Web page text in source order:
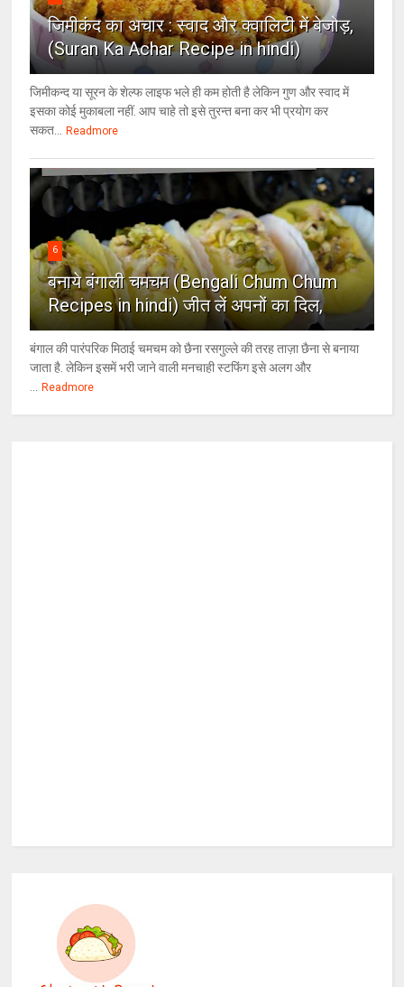
जिमीकंद का अचार : स्वाद और क्वालिटी में बेजोड़,
(Suran Ka Achar Recipe in hindi)
जिमीकन्द या सूरन के शेल्फ लाइफ भले ही कम होती है लेकिन गुण और स्वाद में
इसका कोई मुकाबला नहीं. आप चाहे तो इसे तुरन्त बना कर भी प्रयोग कर
सकत... Readmore
6
बनाये बंगाली चमचम (Bengali Chum Chum
Recipes in hindi) जीत लें अपनों का दिल,
बंगाल की पारंपरिक मिठाई चमचम को छैना रसगुल्ले की तरह ताज़ा छैना से बनाया
जाता है. लेकिन इसमें भरी जाने वाली मनचाही स्टफिंग इसे अलग और
... Readmore